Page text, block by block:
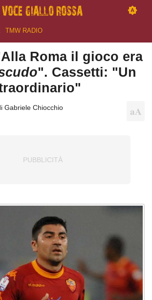
TMW RADIO
Roma il gioco era
". Cassetti: "Un
Gabriele Chiocchio